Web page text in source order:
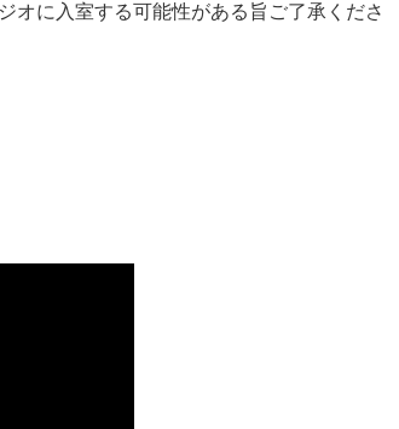
オに入室する可能性がある旨ご了承くださ